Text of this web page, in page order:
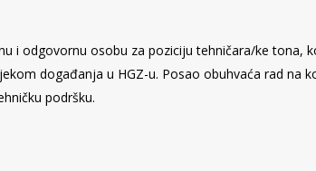
i odgovornu osobu za poziciju tehničara/ke tona,
događanja u HGZ-u. Posao obuhvaća rad na
podršku.